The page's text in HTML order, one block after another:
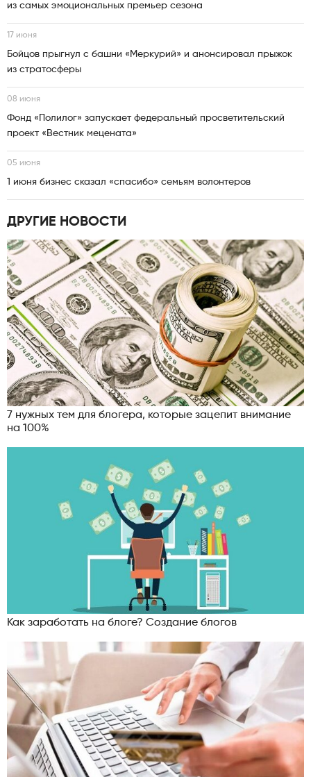
из самых эмоциональных премьер сезона
17 июня
Бойцов прыгнул с башни «Меркурий» и анонсировал прыжок
из стратосферы
08 июня
Фонд «Полилог» запускает федеральный просветительский
проект «Вестник мецената»
05 июня
1 июня бизнес сказал «спасибо» семьям волонтеров
ДРУГИЕ НОВОСТИ
7 нужных тем для блогера, которые зацепит внимание
на 100%
Как заработать на блоге? Создание блогов